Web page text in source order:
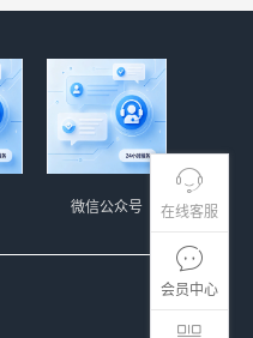
在线客服
会员中心
微信公众号